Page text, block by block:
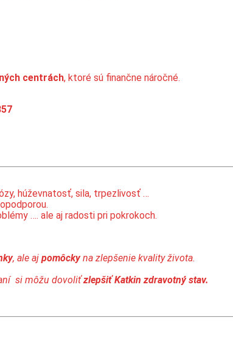
centrách, ktoré sú finančne náročné.
húževnatosť, sila, trpezlivosť …
…. ale aj radosti pri pokrokoch.
, ale aj pomôckyna zlepšenie kvality života.
si môžu dovoliťzlepšiť Katkin zdravotný stav.